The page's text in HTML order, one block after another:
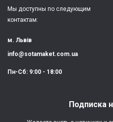
Защита:
Качество:
Особенности:
(влагостойкая, гибкая)
Мы доступны по следующим
контактам:
м. Львів
info@sotamaket.com.ua
Пн-Сб: 9:00 - 18:00
Подписка